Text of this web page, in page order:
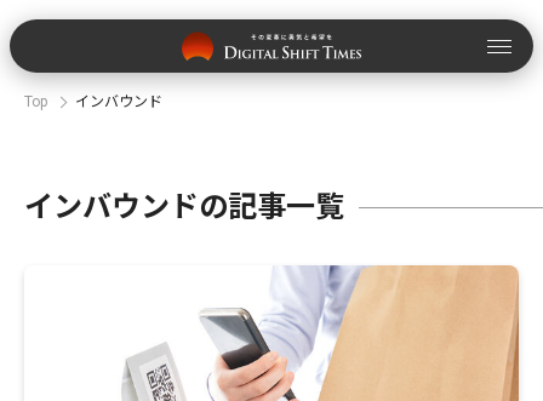
Top インバウンド
インバウンドの記事一覧